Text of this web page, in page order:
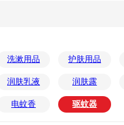
洗漱用品 护肤用品
润肤乳液 润肤露
电蚊香 驱蚊器